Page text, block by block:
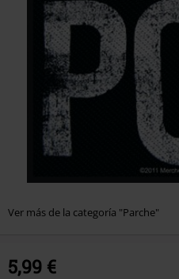
Ver más de la categoría "Parche"
5,99 €